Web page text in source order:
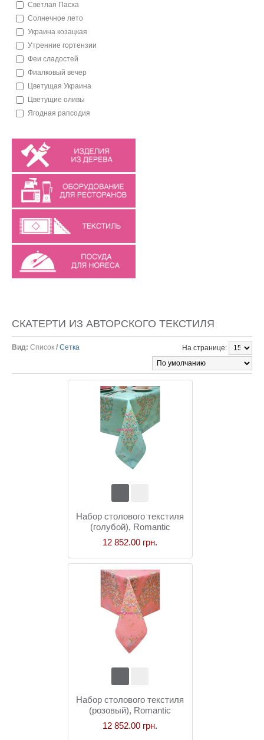
Светлая Пасха
Солнечное лето
Украина козацкая
Утренние гортензии
Феи сладостей
Фиалковый вечер
Цветущая Украина
Цветущие оливы
Ягодная рапсодия
СКАТЕРТИ ИЗ АВТОРСКОГО ТЕКСТИЛЯ
Вид: Список / Сетка На странице:
Набор столового текстиля
(голубой), Romantic
12 852.00 грн.
Набор столового текстиля
(розовый), Romantic
12 852.00 грн.